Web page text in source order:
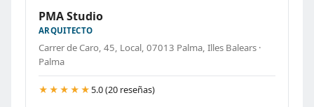
PMA Studio
ARQUITECTO
Carrer de Caro, 45, Local, 07013 Palma, Illes Balears ·
Palma
★★★★★ 5.0 (20 reseñas)